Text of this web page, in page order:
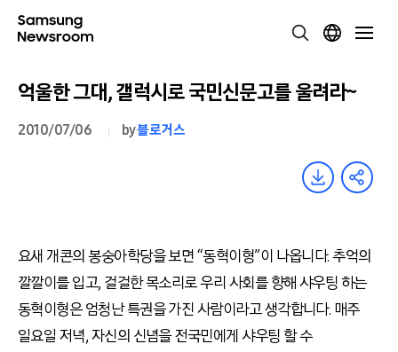
억울한 그대, 갤럭시로 국민신문고를 울려라~
2010/07/06 by블로거스
요새 개콘의 봉숭아학당을 보면 “동혁이형”이 나옵니다. 추억의
깔깔이를 입고, 걸걸한 목소리로 우리 사회를 향해 샤우팅 하는
동혁이형은 엄청난 특권을 가진 사람이라고 생각합니다. 매주
일요일 저녁, 자신의 신념을 전국민에게 샤우팅 할 수